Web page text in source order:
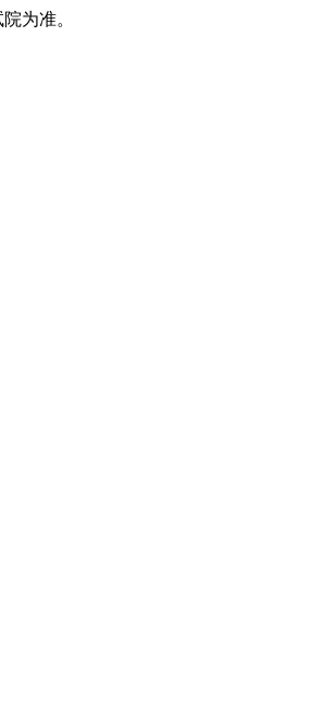
为准。